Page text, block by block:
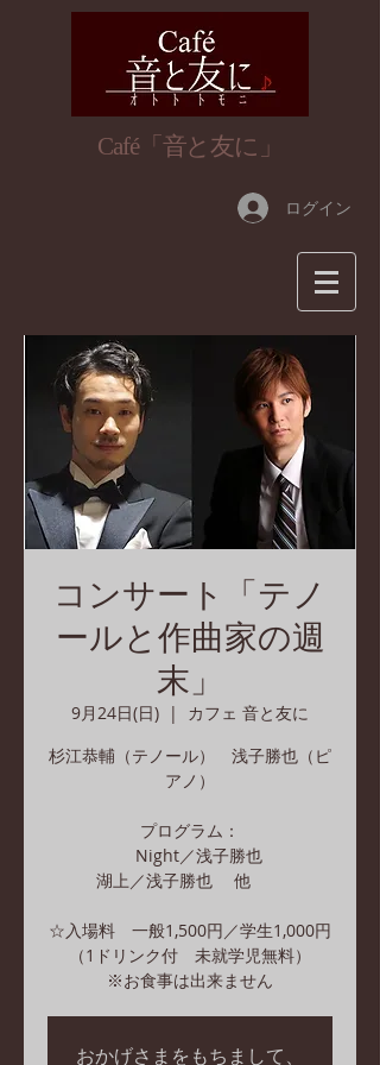
​Café「音と友に」
ログイン
コンサート「テノ
ールと作曲家の週
末」
9月24日(日)
  |
カフェ 音と友に
杉江恭輔（テノール） 浅子勝也（ピ
アノ）
プログラム：
Night／浅子勝也
湖上／浅子勝也 他
☆入場料 一般1,500円／学生1,000円
（1ドリンク付 未就学児無料）
※お食事は出来ません
おかげさまをもちまして、